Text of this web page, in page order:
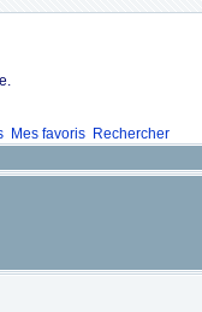
Mes favoris Rechercher